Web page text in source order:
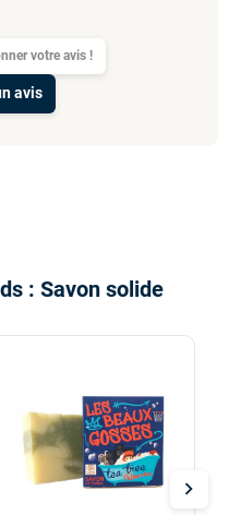
votre avis !
avis
: Savon solide
chevron_right